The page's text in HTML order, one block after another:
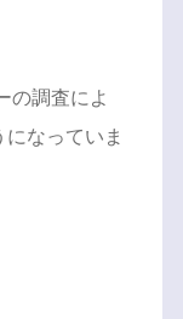
の調査によ
なっていま